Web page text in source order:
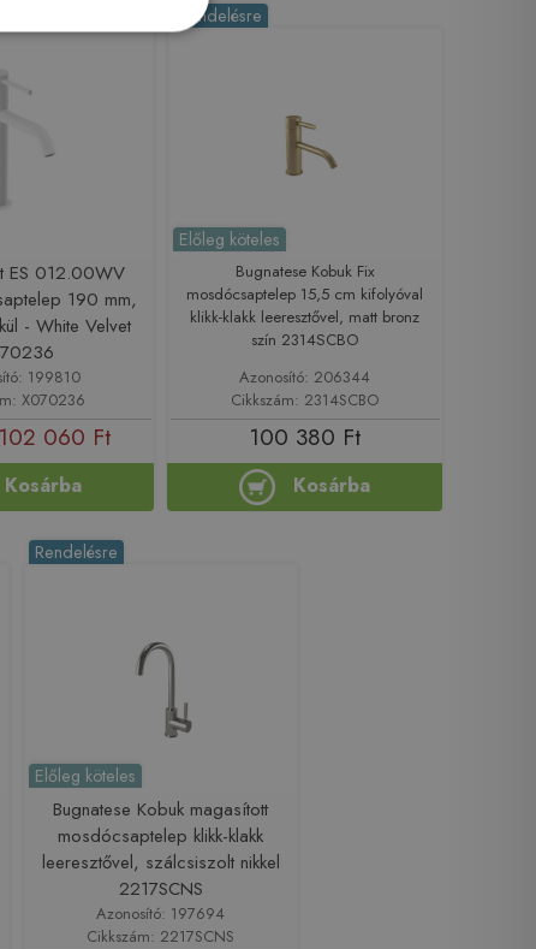
ES 012.00WV
190 mm,
- White Velvet
199810
X070236
102 060 Ft
Kosárba
Rendelésre
Előleg köteles
Bugnatese Kobuk Fix
mosdócsaptelep 15,5 cm kifolyóval
klikk-klakk leeresztővel, matt bronz
szín 2314SCBO
Azonosító: 206344
Cikkszám: 2314SCBO
100 380 Ft
Kosárba
Rendelésre
Előleg köteles
Bugnatese Kobuk magasított
mosdócsaptelep klikk-klakk
leeresztővel, szálcsiszolt nikkel
2217SCNS
Azonosító: 197694
Cikkszám: 2217SCNS